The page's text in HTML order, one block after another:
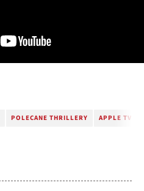
POLECANE THRILLERY APPLE TV+